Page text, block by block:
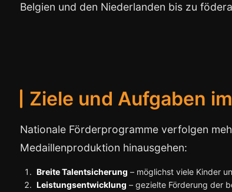
Belgien und den Niederlanden bis zu
Ziele und Aufgaben
Nationale Förderprogramme verfolgen
Medaillenproduktion hinausgehen:
Breite Talentsicherung – möglichst viele Kinder
Leistungsentwicklung – gezielte Förderung der